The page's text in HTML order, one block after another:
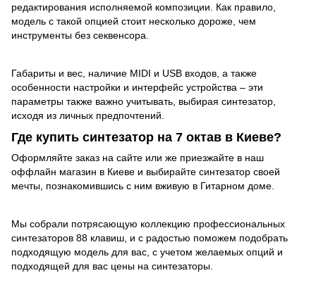
редактирования исполняемой композиции. Как правило,
модель с такой опцией стоит несколько дороже, чем
инструменты без секвенсора.
Габариты и вес, наличие MIDI и USB входов, а также
особенности настройки и интерфейс устройства – эти
параметры также важно учитывать, выбирая синтезатор,
исходя из личных предпочтений.
Где купить синтезатор на 7 октав в Киеве?
Оформляйте заказ на сайте или же приезжайте в наш
оффлайн магазин в Киеве и выбирайте синтезатор своей
мечты, познакомившись с ним вживую в Гитарном доме.
Мы собрали потрясающую коллекцию профессиональных
синтезаторов 88 клавиш, и с радостью поможем подобрать
подходящую модель для вас, с учетом желаемых опций и
подходящей для вас цены на синтезаторы.